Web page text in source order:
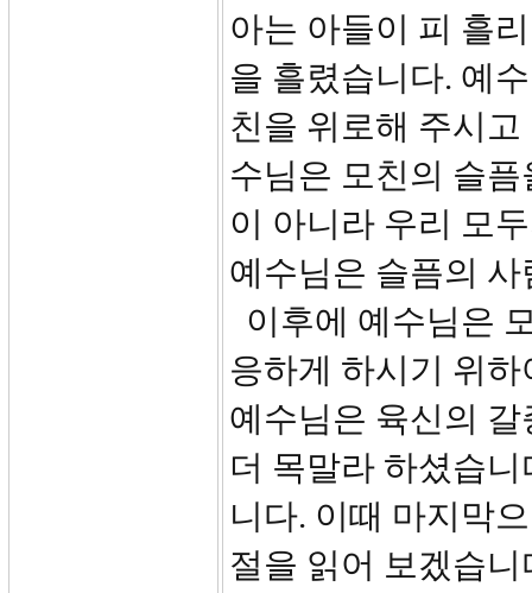
아는 아들이 피 흘
을 흘렸습니다. 예
친을 위로해 주시
수님은 모친의 슬
이 아니라 우리 모
예수님은 슬픔의
이후에 예수님은
응하게 하시기 위
예수님은 육신의
더 목말라 하셨습
니다. 이때 마지막
절을 읽어 보겠습